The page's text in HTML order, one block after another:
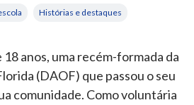
Histórias e destaques
anos, uma recém-formada da
(DAOF) que passou o seu
comunidade. Como voluntária